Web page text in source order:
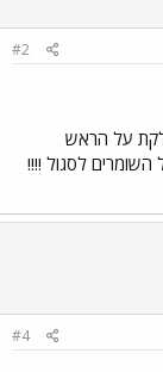
#2
על הראש
השומרים לסגול !!!!
#4